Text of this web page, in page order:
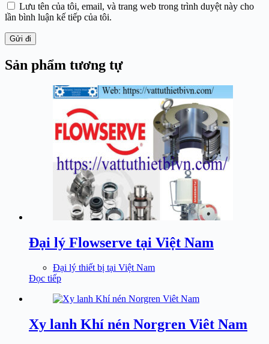
Lưu tên của tôi, email, và trang web trong trình duyệt này cho
lần bình luận kế tiếp của tôi.
Gửi đi
Sản phẩm tương tự
Đại lý Flowserve tại Việt Nam
Đại lý thiết bị tại Việt Nam
Đọc tiếp
Xy lanh Khí nén Norgren Viêt Nam